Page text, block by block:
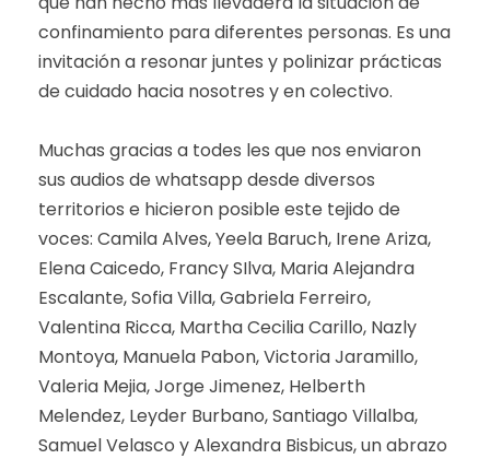
confinamiento para diferentes personas. Es una
invitación a resonar juntes y polinizar prácticas
de cuidado hacia nosotres y en colectivo.
Muchas gracias a todes les que nos enviaron
sus audios de whatsapp desde diversos
territorios e hicieron posible este tejido de
voces: Camila Alves, Yeela Baruch, Irene Ariza,
Elena Caicedo, Francy SIlva, Maria Alejandra
Escalante, Sofia Villa, Gabriela Ferreiro,
Valentina Ricca, Martha Cecilia Carillo, Nazly
Montoya, Manuela Pabon, Victoria Jaramillo,
Valeria Mejia, Jorge Jimenez, Helberth
Melendez, Leyder Burbano, Santiago Villalba,
Samuel Velasco y Alexandra Bisbicus, un abrazo